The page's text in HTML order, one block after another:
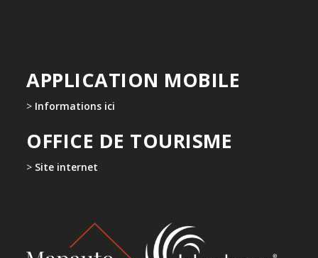
APPLICATION MOBILE
> Informations ici
OFFICE DE TOURISME
> Site internet